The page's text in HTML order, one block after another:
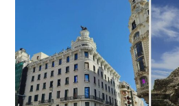
destinos
perfectos
para
celebrar
el
Día
del